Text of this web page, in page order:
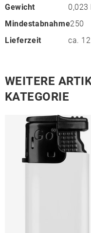
Gewicht
0,023
Mindestabnahme250
Lieferzeit
ca.
WEITERE
KATEGORIE